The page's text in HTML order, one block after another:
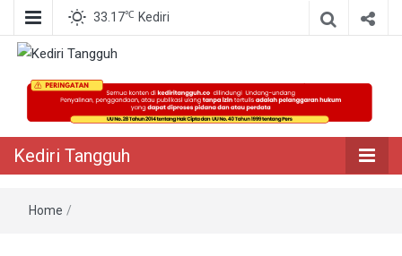
33.17℃ Kediri
Kediri Tangguh
Berita Akurat Terpercaya
Kediri Tangguh
Home /